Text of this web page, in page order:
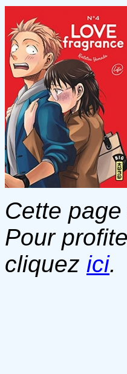
Cette
Pour
cliquez ici.